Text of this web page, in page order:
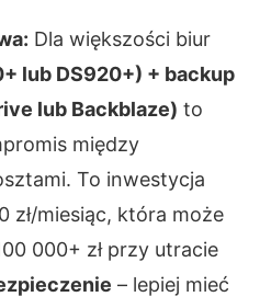
Dla większości biur
lub DS920+) + backup
lub Backblaze) to
między
To inwestycja
zł/miesiąc, która może
000+ zł przy utracie
– lepiej mieć